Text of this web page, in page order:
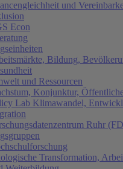
und
Econ
Bildung,
und Ressourcen
Konjunktur,
Lab Klimawandel,
Ruhr
Transformation,